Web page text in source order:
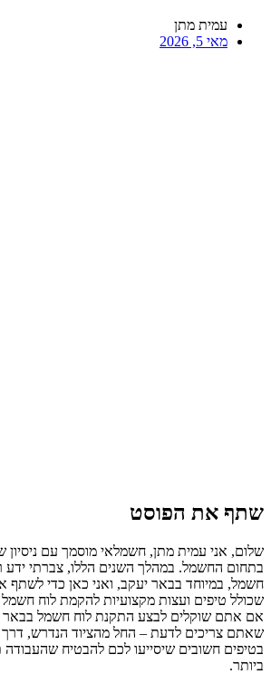
עמית מתן
מאי 5, 2026
שתף את הפוסט
בתחום החשמל. במהלך השנים הללו, צברתי ידע
חשמל, במיוחד בבאר יעקב, ואני כאן כדי לשתף
שכולל טיפים ועצות מקצועיות להקמת לוח חשמל
אם אתם שוקלים לבצע התקנת לוח חשמל בבאר
שאתם צריכים לדעת – החל מהציוד הנדרש,
בטיפים חשובים שיסייעו לכם להבטיח
ביותר.